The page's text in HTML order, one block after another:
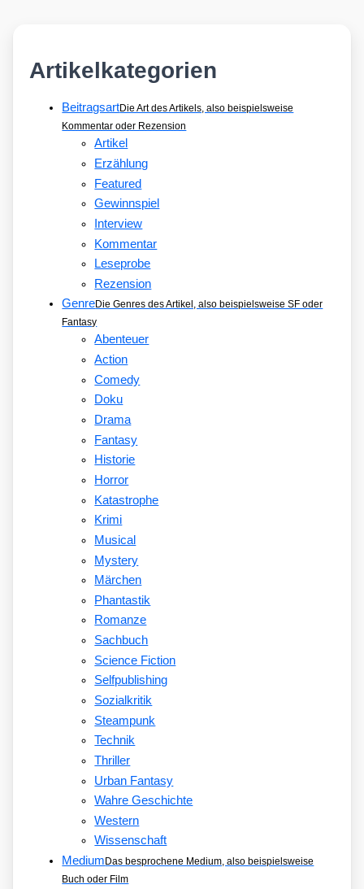
Artikelkategorien
BeitragsartDie Art des Artikels, also beispielsweise
Kommentar oder Rezension
Artikel
Erzählung
Featured
Gewinnspiel
Interview
Kommentar
Leseprobe
Rezension
GenreDie Genres des Artikel, also beispielsweise SF oder
Fantasy
Abenteuer
Action
Comedy
Doku
Drama
Fantasy
Historie
Horror
Katastrophe
Krimi
Musical
Mystery
Märchen
Phantastik
Romanze
Sachbuch
Science Fiction
Selfpublishing
Sozialkritik
Steampunk
Technik
Thriller
Urban Fantasy
Wahre Geschichte
Western
Wissenschaft
Medium Das besprochene Medium, also beispielsweise
Buch oder Film